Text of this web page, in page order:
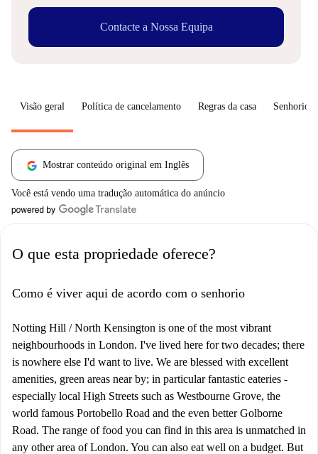
Contacte a Nossa Equipa
Visão geral Política de cancelamento Regras da casa Senhorio
Mostrar conteúdo original em Inglês
Você está vendo uma tradução automática do anúncio
O que esta propriedade oferece?
Como é viver aqui de acordo com o senhorio
Notting Hill / North Kensington is one of the most vibrant
neighbourhoods in London. I've lived here for two decades; there
is nowhere else I'd want to live. We are blessed with excellent
amenities, green areas near by; in particular fantastic eateries -
especially local High Streets such as Westbourne Grove, the
world famous Portobello Road and the even better Golborne
Road. The range of food you can find in this area is unmatched in
any other area of London. You can also eat well on a budget. But